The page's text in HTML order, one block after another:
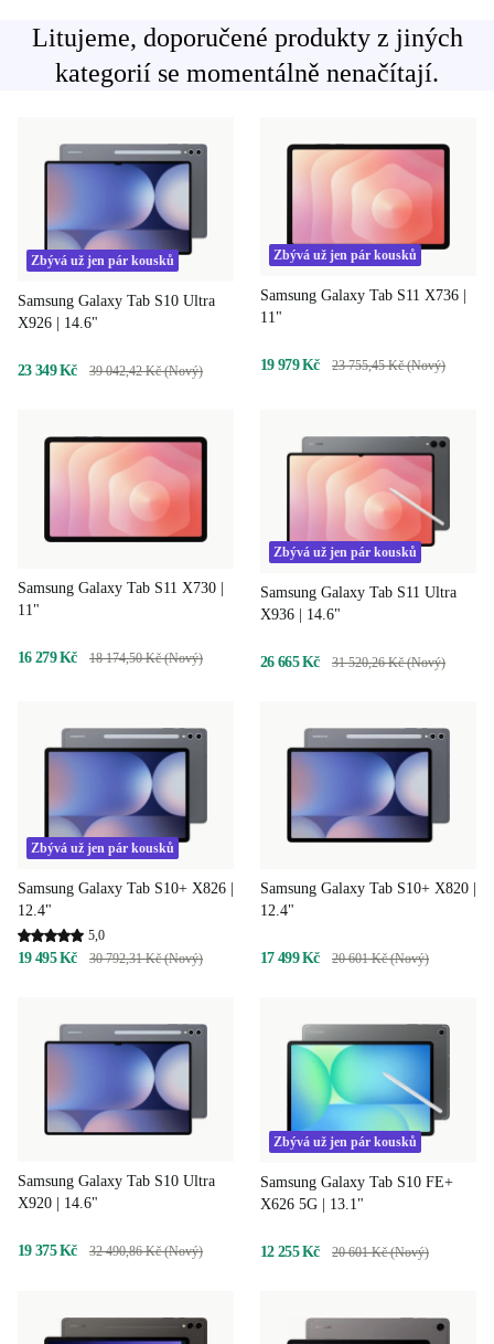
Litujeme, doporučené produkty z jiných
kategorií se momentálně nenačítají.
Zbývá už jen pár kousků
Samsung Galaxy Tab S10 Ultra
X926 | 14.6"
23 349 Kč 39 042,42 Kč (Nový)
Zbývá už jen pár kousků
Samsung Galaxy Tab S11 X736 |
11"
19 979 Kč 23 755,45 Kč (Nový)
Samsung Galaxy Tab S11 X730 |
11"
16 279 Kč 18 174,50 Kč (Nový)
Zbývá už jen pár kousků
Samsung Galaxy Tab S11 Ultra
X936 | 14.6"
26 665 Kč 31 520,26 Kč (Nový)
Zbývá už jen pár kousků
Samsung Galaxy Tab S10+ X826 |
12.4"
5,0
19 495 Kč 30 792,31 Kč (Nový)
Samsung Galaxy Tab S10+ X820 |
12.4"
17 499 Kč 20 601 Kč (Nový)
Samsung Galaxy Tab S10 Ultra
X920 | 14.6"
19 375 Kč 32 490,86 Kč (Nový)
Zbývá už jen pár kousků
Samsung Galaxy Tab S10 FE+
X626 5G | 13.1"
12 255 Kč 20 601 Kč (Nový)